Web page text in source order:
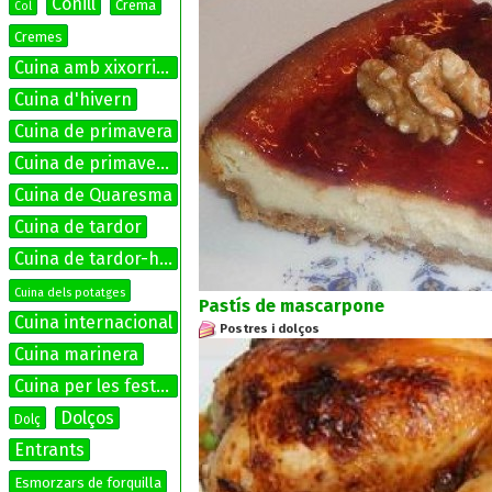
Col
Crema
Cremes
Cuina amb xixorrites
Cuina d'hivern
Cuina de primavera
Cuina de primavera-estiu
Cuina de Quaresma
Cuina de tardor
Cuina de tardor-hivern
Cuina dels potatges
Cuina internacional
Cuina marinera
Cuina per les festes
Dolç
Dolços
Entrants
Esmorzars de forquilla
Pastís de mascarpone
Postres i dolços